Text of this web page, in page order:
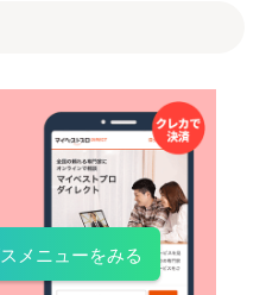
メニューをみる